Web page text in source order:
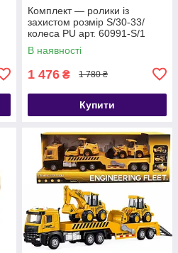
Комплект — ролики із
захистом розмір S/30-33/
колеса PU арт. 60991-S/1
В наявності
1 476 ₴ 1 780 ₴
Купити